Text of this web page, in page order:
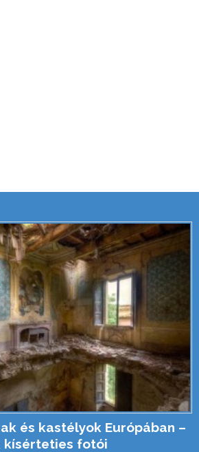
és kastélyok Európában –
kísérteties fotói